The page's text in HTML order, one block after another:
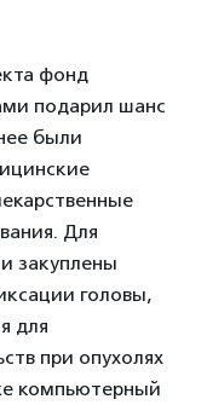
фонд
подарил шанс
были
Для
закуплены
головы,
для
при опухолях
компьютерный